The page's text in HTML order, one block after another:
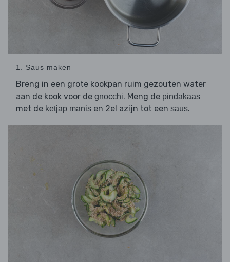
1. Saus maken
Breng in een grote kookpan ruim gezouten water
aan de kook voor de gnocchi. Meng de pindakaas
met de ketjap manis en 2el azijn tot een saus.